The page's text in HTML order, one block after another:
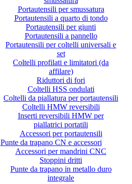
Portautensili per smussatura
Portautensili a quarto di tondo
Portautensili per giunti
Portautensili a pannello
Portautensili per coltelli universali e
set
Coltelli profilati e limitatori (da
affilare)
Riduttori di fori
Coltelli HSS ondulati
Coltelli da piallatura per portautensili
Coltelli HMW reversibili
Inserti reversibili HMW per
piallatrici portatili
Accessori per portautensili
Punte da trapano CN e accessori
Accessori per mandrini CNC
Stoppini dritti
Punte da trapano in metallo duro
integrale